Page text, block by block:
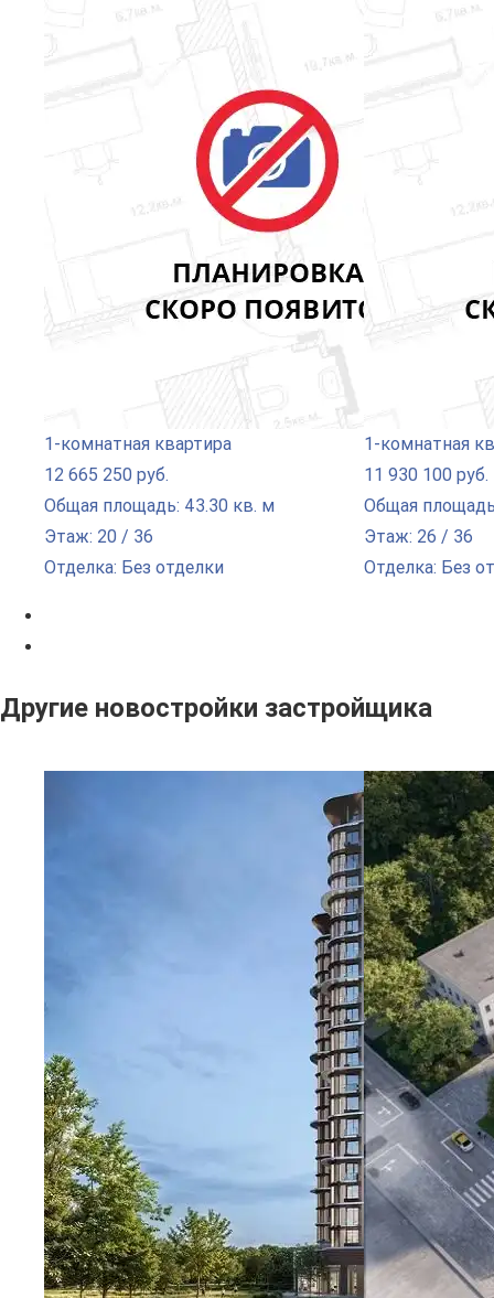
1-комнатная квартира
12 665 250 руб.
Общая площадь: 43.30 кв. м
Этаж: 20 / 36
Отделка: Без отделки
1-комнатная
11 930 100 руб.
Общая
Этаж: 26 / 36
Отделка: Без
Другие новостройки застройщика